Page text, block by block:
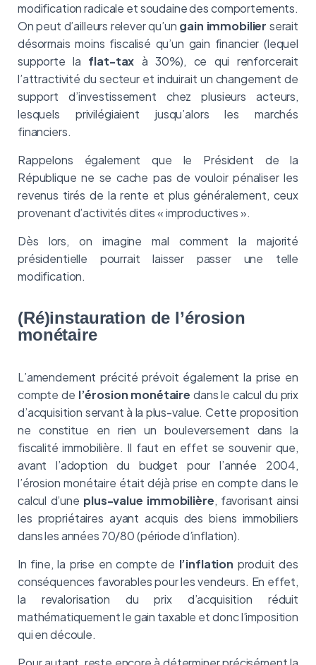
modification radicale et soudaine des comportements.
On peut d’ailleurs relever qu’un gain immobilier serait
désormais moins fiscalisé qu’un gain financier (lequel
supporte la flat-tax à 30%), ce qui renforcerait
l’attractivité du secteur et induirait un changement de
support d’investissement chez plusieurs acteurs,
lesquels privilégiaient jusqu’alors les marchés
financiers.
Rappelons également que le Président de la
République ne se cache pas de vouloir pénaliser les
revenus tirés de la rente et plus généralement, ceux
provenant d’activités dites « improductives ».
Dès lors, on imagine mal comment la majorité
présidentielle pourrait laisser passer une telle
modification.
(Ré)instauration de l’érosion
monétaire
L’amendement précité prévoit également la prise en
compte de l’érosion monétaire dans le calcul du prix
d’acquisition servant à la plus-value. Cette proposition
ne constitue en rien un bouleversement dans la
fiscalité immobilière. Il faut en effet se souvenir que,
avant l’adoption du budget pour l’année 2004,
l’érosion monétaire était déjà prise en compte dans le
calcul d’une plus-value immobilière, favorisant ainsi
les propriétaires ayant acquis des biens immobiliers
dans les années 70/80 (période d’inflation).
In fine, la prise en compte de l’inflation produit des
conséquences favorables pour les vendeurs. En effet,
la revalorisation du prix d’acquisition réduit
mathématiquement le gain taxable et donc l’imposition
qui en découle.